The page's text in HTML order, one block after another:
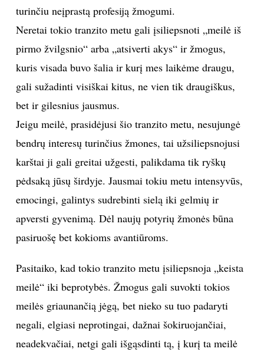
FOTOGRAFIJA
ORAI
ĮDOMYBĖS
ISTORIJA
KNYGOS
INTERJERAS
NAMAI
VIRTUVĖ
RECEPTAI
turinčiu neįprastą profesiją žmogumi.
Neretai tokio tranzito metu gali įsiliepsnoti „meilė iš
pirmo žvilgsnio“ arba „atsiverti akys“ ir žmogus,
kuris visada buvo šalia ir kurį mes laikėme draugu,
gali sužadinti visiškai kitus, ne vien tik draugiškus,
bet ir gilesnius jausmus.
Jeigu meilė, prasidėjusi šio tranzito metu, nesujungė
bendrų interesų turinčius žmones, tai užsiliepsnojusi
karštai ji gali greitai užgesti, palikdama tik ryškų
pėdsaką jūsų širdyje. Jausmai tokiu metu intensyvūs,
emocingi, galintys sudrebinti sielą iki gelmių ir
apversti gyvenimą. Dėl naujų potyrių žmonės būna
pasiruošę bet kokioms avantiūroms.
Pasitaiko, kad tokio tranzito metu įsiliepsnoja „keista
meilė“ iki beprotybės. Žmogus gali suvokti tokios
meilės griaunančią jėgą, bet nieko su tuo padaryti
negali, elgiasi neprotingai, dažnai šokiruojančiai,
neadekvačiai, netgi gali išgąsdinti tą, į kurį ta meilė